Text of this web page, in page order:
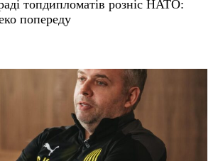
топдипломатів розніс НАТО:
попереду